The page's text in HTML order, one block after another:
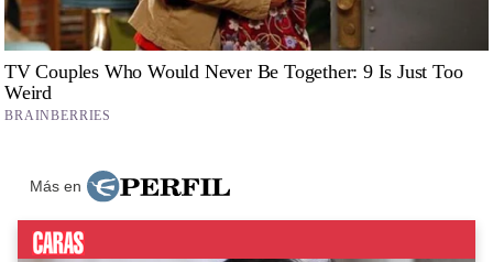
Más en